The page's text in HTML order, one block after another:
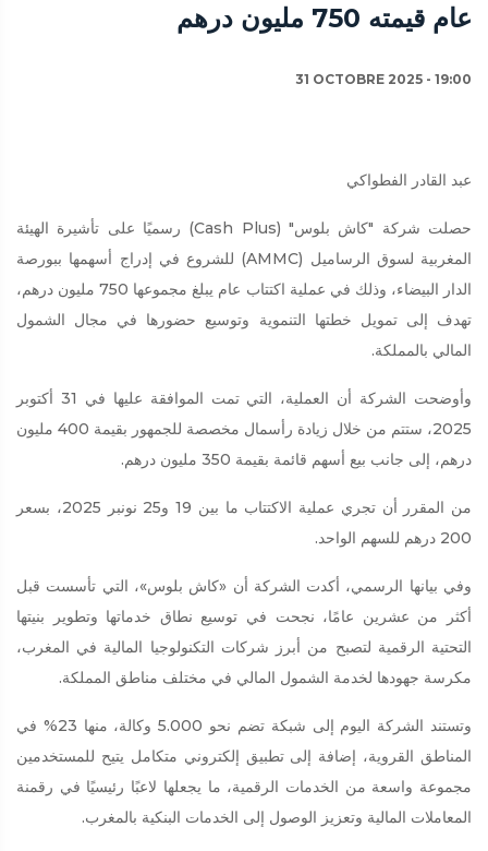
عام قيمته 750 مليون درهم
31 OCTOBRE 2025 - 19:00
عبد القادر الفطواكي
حصلت شركة "كاش بلوس" (Cash Plus) رسميًا على تأشيرة الهيئة
المغربية لسوق الرساميل (AMMC) للشروع في إدراج أسهمها ببورصة
الدار البيضاء، وذلك في عملية اكتتاب عام يبلغ مجموعها 750 مليون درهم،
تهدف إلى تمويل خطتها التنموية وتوسيع حضورها في مجال الشمول
المالي بالمملكة.
وأوضحت الشركة أن العملية، التي تمت الموافقة عليها في 31 أكتوبر
2025، ستتم من خلال زيادة رأسمال مخصصة للجمهور بقيمة 400 مليون
درهم، إلى جانب بيع أسهم قائمة بقيمة 350 مليون درهم.
من المقرر أن تجري عملية الاكتتاب ما بين 19 و25 نونبر 2025، بسعر
200 درهم للسهم الواحد.
وفي بيانها الرسمي، أكدت الشركة أن «كاش بلوس»، التي تأسست قبل
أكثر من عشرين عامًا، نجحت في توسيع نطاق خدماتها وتطوير بنيتها
التحتية الرقمية لتصبح من أبرز شركات التكنولوجيا المالية في المغرب،
مكرسة جهودها لخدمة الشمول المالي في مختلف مناطق المملكة.
وتستند الشركة اليوم إلى شبكة تضم نحو 5.000 وكالة، منها 23% في
المناطق القروية، إضافة إلى تطبيق إلكتروني متكامل يتيح للمستخدمين
مجموعة واسعة من الخدمات الرقمية، ما يجعلها لاعبًا رئيسيًا في رقمنة
المعاملات المالية وتعزيز الوصول إلى الخدمات البنكية بالمغرب.